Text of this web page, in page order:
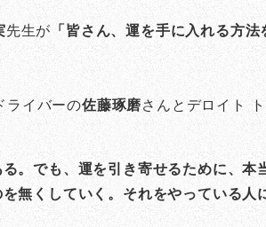
先生が 「皆さん、運を手に入れる方法
ライバーの佐藤琢磨さんとデロイト
。でも、運を引き寄せるために、本
無くしていく。それをやっている人